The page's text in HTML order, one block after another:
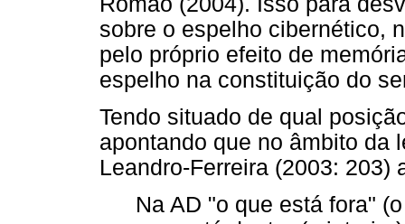
sobre o espelho cibernético,
pelo próprio efeito de
espelho na constituição do
Tendo situado de qual
apontando que no âmbito da
Leandro-Ferreira (2003: 203)
Na AD "o que está fora"